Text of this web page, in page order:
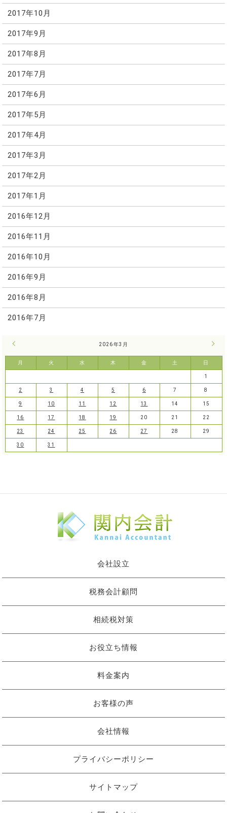
2017年10月
2017年9月
2017年8月
2017年7月
2017年6月
2017年5月
2017年4月
2017年3月
2017年2月
2017年1月
2016年12月
2016年11月
2016年10月
2016年9月
2016年8月
2016年7月
2026年3月
月 火 水 木 金 土 日
4月
1
2 3 4 5 6 7 8
9 10 11 12 13 14 15
16 17 18 19 20 21 22
23 24 25 26 27 28 29
30 31
会社設立
税務会計顧問
相続税対策
お役立ち情報
料金案内
お客様の声
会社情報
プライバシーポリシー
サイトマップ